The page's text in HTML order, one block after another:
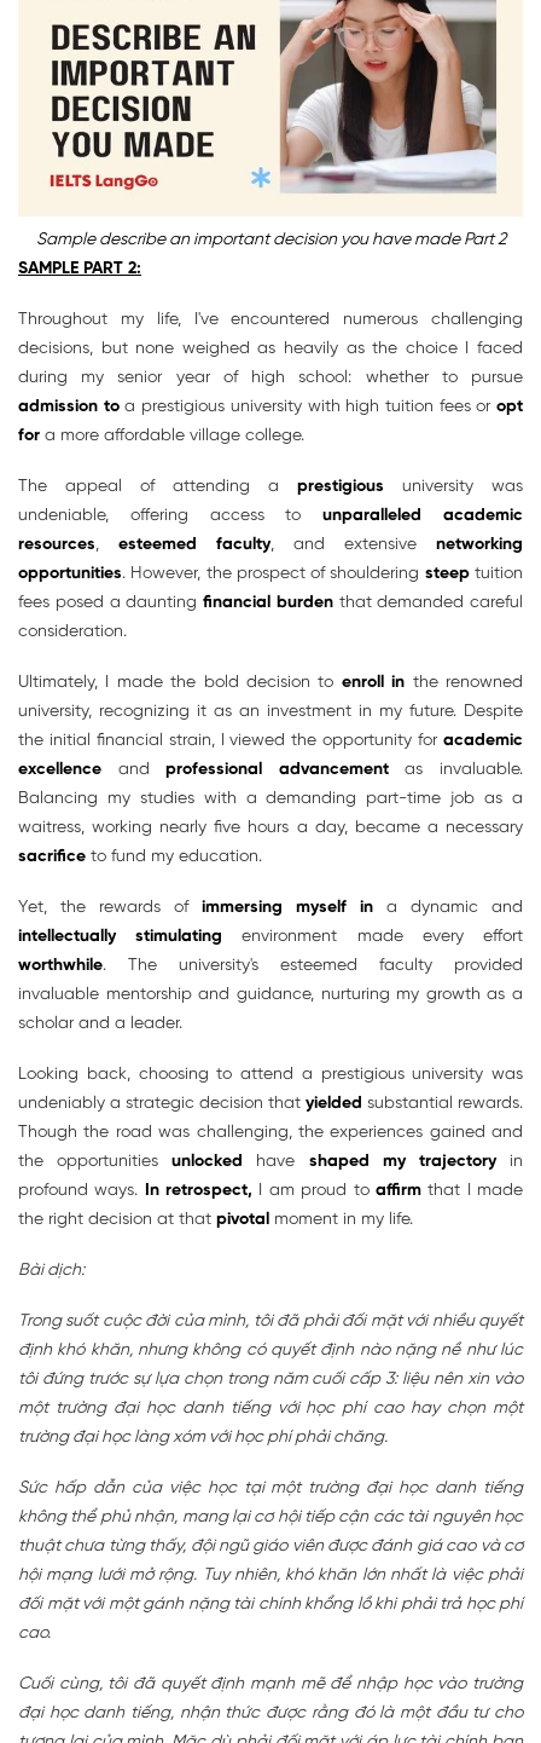
Sample describe an important decision you have made Part 2
SAMPLE PART 2:
Throughout my life, I've encountered numerous challenging
decisions, but none weighed as heavily as the choice I faced
during my senior year of high school: whether to pursue
admission toa prestigious university with high tuition fees oropt
for a more affordable village college.
The appeal of attending a prestigious university was
undeniable, offering access tounparalleled academic
resources, esteemed faculty, and extensive networking
opportunities. However, the prospect of shouldering steeptuition
fees posed a daunting financial burden that demanded careful
consideration.
Ultimately, I made the bold decision to enroll in the renowned
university, recognizing it as an investment in my future. Despite
the initial financial strain, I viewed the opportunity for academic
excellence andprofessional advancementas invaluable.
Balancing my studies with a demanding part-time job as a
waitress, working nearly five hours a day, became a necessary
sacrifice to fund my education.
Yet, the rewards ofimmersing myself in a dynamic and
intellectually stimulating environment made every effort
worthwhile. The university's esteemed faculty provided
invaluable mentorship and guidance, nurturing my growth as a
scholar and a leader.
Looking back, choosing to attend a prestigious university was
undeniably a strategic decision that yielded substantial rewards.
Though the road was challenging, the experiences gained and
the opportunitiesunlocked have shaped my trajectoryin
profound ways.
In retrospect, I am proud to affirmthat I made
the right decision at that pivotal moment in my life.
Bài dịch:
Trong suốt cuộc đời của mình, tôi đã phải đối mặt với nhiều quyết
định khó khăn, nhưng không có quyết định nào nặng nề như lúc
tôi đứng trước sự lựa chọn trong năm cuối cấp 3: liệu nên xin vào
một trường đại học danh tiếng với học phí cao hay chọn một
trường đại học làng xóm với học phí phải chăng.
Sức hấp dẫn của việc học tại một trường đại học danh tiếng
không thể phủ nhận, mang lại cơ hội tiếp cận các tài nguyên học
thuật chưa từng thấy, đội ngũ giáo viên được đánh giá cao và cơ
hội mạng lưới mở rộng. Tuy nhiên, khó khăn lớn nhất là việc phải
đối mặt với một gánh nặng tài chính khổng lồ khi phải trả học phí
cao.
Cuối cùng, tôi đã quyết định mạnh mẽ để nhập học vào trường
đại học danh tiếng, nhận thức được rằng đó là một đầu tư cho